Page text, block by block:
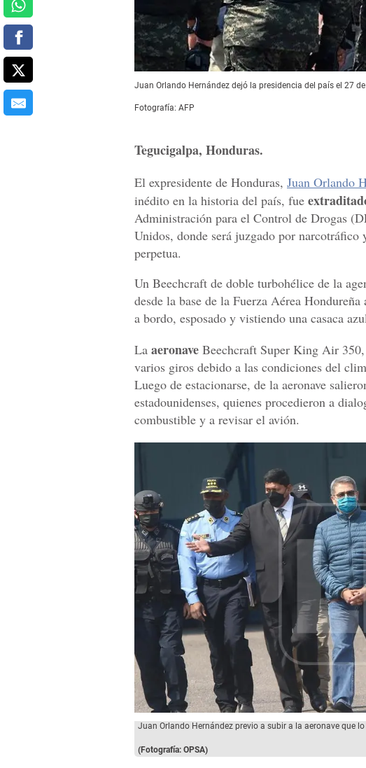
Juan Orlando Hernández dejó la presidencia del país el 27
Fotografía: AFP
Tegucigalpa, Honduras.
El expresidente de Honduras, Juan Orlando
inédito en la historia del país, fue
Administración para el Control de Drogas
Unidos, donde será juzgado por narcotráfico
perpetua.
Un Beechcraft de doble turbohélice de la
desde la base de la Fuerza Aérea
a bordo, esposado y vistiendo una casaca
La aeronave Beechcraft Super King Air
varios giros debido a las condiciones del
Luego de estacionarse, de la aeronave
estadounidenses, quienes procedieron a
combustible y a revisar el avión.
Juan Orlando Hernández previo a subir a la aeronave que
(Fotografía: OPSA)